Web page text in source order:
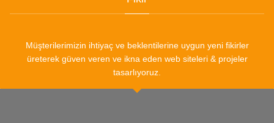
Müşterilerimizin ihtiyaç ve beklentilerine uygun yeni fikirler
üreterek güven veren ve ikna eden web siteleri & projeler
tasarlıyoruz.